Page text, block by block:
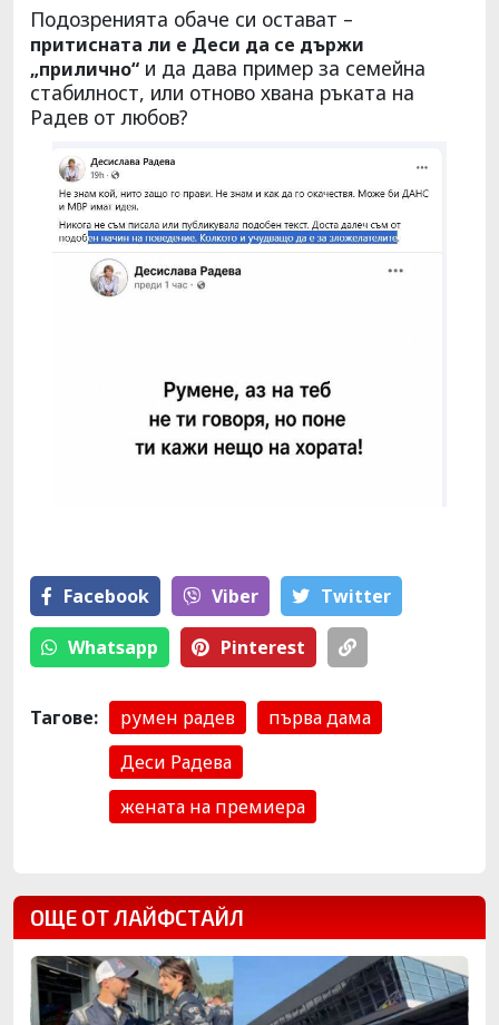
Подозренията обаче си остават –
притисната ли е Деси да се държи
„прилично“ и да дава пример за семейна
стабилност, или отново хвана ръката на
Радев от любов?
Facebook Viber Тwitter
Whatsapp Pinterest
Тагове: румен радев
първа дама
Деси Радева
жената на премиера
ОЩЕ ОТ ЛАЙФСТАЙЛ